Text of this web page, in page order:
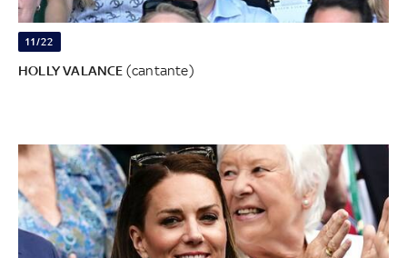
11/22
HOLLY VALANCE (cantante)